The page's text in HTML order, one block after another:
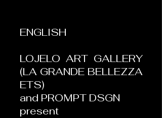
ENGLISH
LOJELO ART GALLERY
(LA GRANDE BELLEZZA
ETS)
and PROMPT DSGN
present